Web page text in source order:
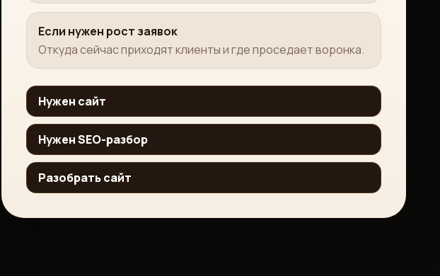
Если нужен рост заявок
Откуда сейчас приходят клиенты и где проседает воронка.
Нужен сайт
Нужен SEO-разбор
Разобрать сайт